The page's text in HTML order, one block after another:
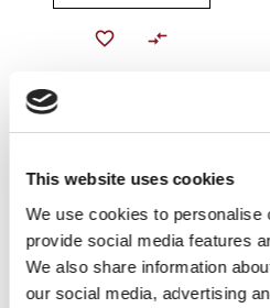
This website uses cookies
We use cookies to personalise
provide social media features
We also share information
our social media, advertising
WIEDERHERSTELLUNGSSET
ROT #BERKELCARE